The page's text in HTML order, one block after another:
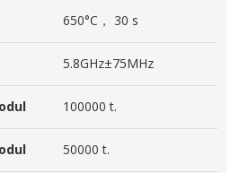
650°C， 30 s
5.8GHz±75MHz
100000 t.
50000 t.